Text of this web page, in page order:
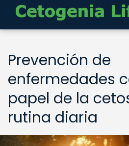
Prevención de
enfermedades
papel de la
rutina diaria